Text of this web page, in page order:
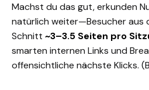
Machst du das gut, erkunden
natürlich weiter—Besucher aus
Schnitt ~3–3.5 Seiten pro
smarten internen Links und
offensichtliche nächste Klicks.